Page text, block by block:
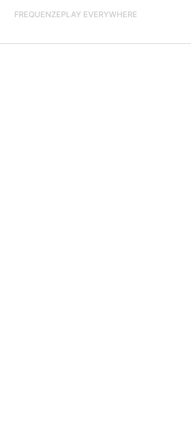
FREQUENZEPLAY EVERYWHERE